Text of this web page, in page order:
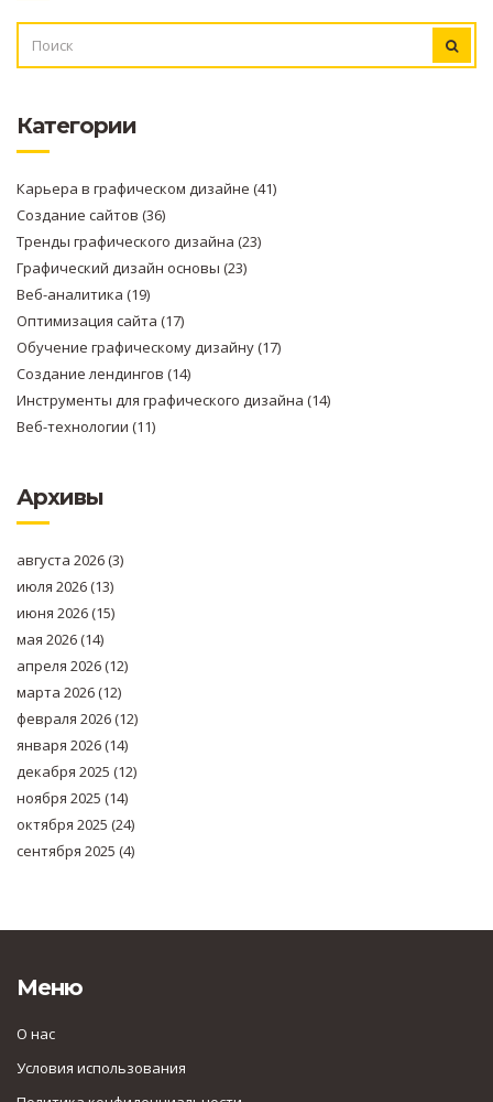
Категории
Карьера в графическом дизайне (41)
Создание сайтов (36)
Тренды графического дизайна (23)
Графический дизайн основы (23)
Веб-аналитика (19)
Оптимизация сайта (17)
Обучение графическому дизайну(17)
Создание лендингов (14)
Инструменты для графического дизайна (14)
Веб-технологии (11)
Архивы
августа 2026(3)
июля 2026(13)
июня 2026(15)
мая 2026(14)
апреля 2026(12)
марта 2026(12)
февраля 2026(12)
января 2026(14)
декабря 2025 (12)
ноября 2025 (14)
октября 2025 (24)
сентября 2025 (4)
Меню
О нас
Условия использования